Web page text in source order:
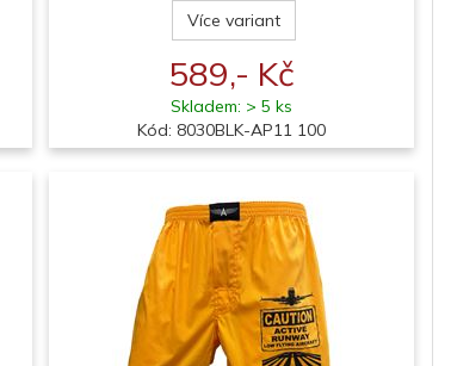
Více variant
589,- Kč
Skladem: > 5 ks
Kód: 8030BLK-AP11 100